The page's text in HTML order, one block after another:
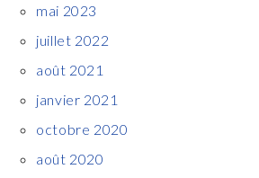
mai 2023
juillet 2022
août 2021
janvier 2021
octobre 2020
août 2020